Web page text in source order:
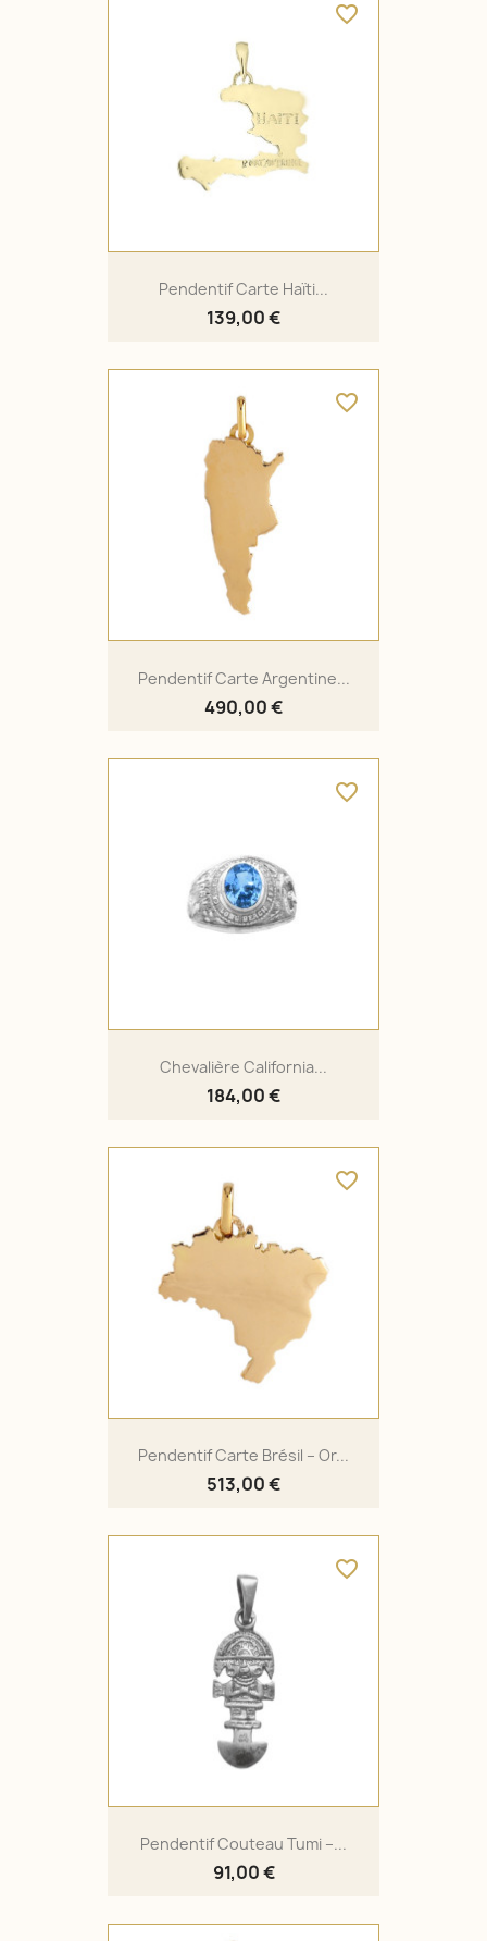
Pendentif Carte Haïti...
139,00 €
favorite_border
Pendentif Carte Argentine...
490,00 €
favorite_border
Chevalière California...
184,00 €
favorite_border
Pendentif Carte Brésil – Or...
513,00 €
favorite_border
Pendentif Couteau Tumi –...
91,00 €
favorite_border